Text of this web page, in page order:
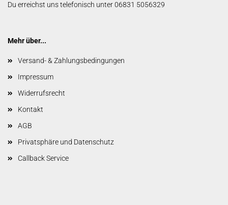
Du erreichst uns telefonisch unter 06831 5056329
Mehr über...
Versand- & Zahlungsbedingungen
Impressum
Widerrufsrecht
Kontakt
AGB
Privatsphäre und Datenschutz
Callback Service